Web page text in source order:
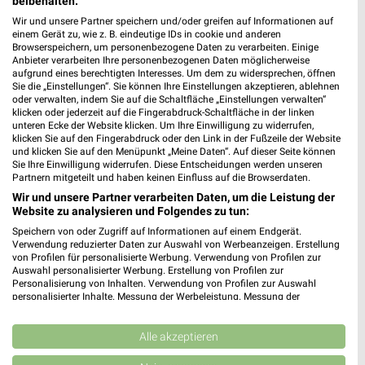
5,9 km
Angebote ab 03.08.
Noch morgen gültig
18,4 km
Angebote ab 01.08.
Noch heute gültig
XXXLutz XXXLutz
Wir und unsere Partner speichern und/oder greifen auf Informationen auf
einem Gerät zu, wie z. B. eindeutige IDs in cookie und anderen
Browserspeichern, um personenbezogene Daten zu verarbeiten. Einige
Anbieter verarbeiten Ihre personenbezogenen Daten möglicherweise
aufgrund eines berechtigten Interesses. Um dem zu widersprechen, öffnen
Sie die „Einstellungen“. Sie können Ihre Einstellungen akzeptieren, ablehnen
oder verwalten, indem Sie auf die Schaltfläche „Einstellungen verwalten“
klicken oder jederzeit auf die Fingerabdruck-Schaltfläche in der linken
unteren Ecke der Website klicken. Um Ihre Einwilligung zu widerrufen,
klicken Sie auf den Fingerabdruck oder den Link in der Fußzeile der Website
und klicken Sie auf den Menüpunkt „Meine Daten“. Auf dieser Seite können
Sie Ihre Einwilligung widerrufen. Diese Entscheidungen werden unseren
Partnern mitgeteilt und haben keinen Einfluss auf die Browserdaten.
Wir und unsere Partner verarbeiten Daten, um die Leistung der
Website zu analysieren und Folgendes zu tun:
Speichern von oder Zugriff auf Informationen auf einem Endgerät.
Verwendung reduzierter Daten zur Auswahl von Werbeanzeigen. Erstellung
von Profilen für personalisierte Werbung. Verwendung von Profilen zur
Auswahl personalisierter Werbung. Erstellung von Profilen zur
Personalisierung von Inhalten. Verwendung von Profilen zur Auswahl
personalisierter Inhalte. Messung der Werbeleistung. Messung der
Kombinationen von Daten aus verschiedenen Quellen. Entwicklung und
Verbesserung der Angebote. Verwendung reduzierter Daten zur Auswahl
von Inhalten.
Daten können außerhalb der Europäischen Union weitergegeben und in die
Alle akzeptieren